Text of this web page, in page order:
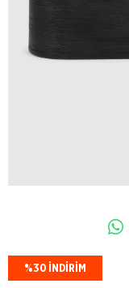
%30 İNDIRIM